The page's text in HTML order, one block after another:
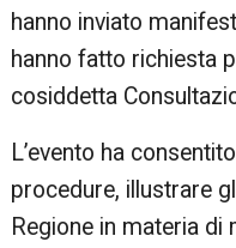
hanno inviato
hanno fatto richiesta
cosiddetta
L’evento ha
procedure, illustrare
Regione in materia di